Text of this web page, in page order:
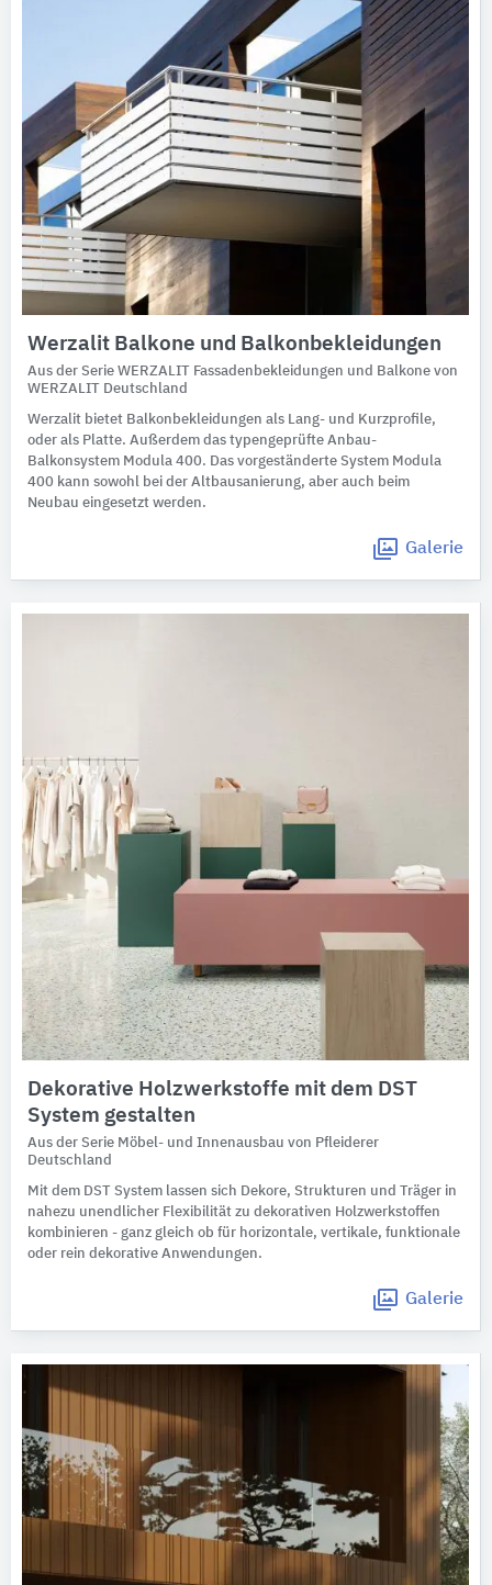
Werzalit Balkone und Balkonbekleidungen
Aus der Serie WERZALIT Fassadenbekleidungen und Balkone von
WERZALIT Deutschland
Werzalit bietet Balkonbekleidungen als Lang- und Kurzprofile,
oder als Platte. Außerdem das typengeprüfte Anbau-
Balkonsystem Modula 400. Das vorgeständerte System Modula
400 kann sowohl bei der Altbausanierung, aber auch beim
Neubau eingesetzt werden.
Galerie
Dekorative Holzwerkstoffe mit dem DST
System gestalten
Aus der Serie Möbel- und Innenausbau von Pfleiderer
Deutschland
Mit dem DST System lassen sich Dekore, Strukturen und Träger in
nahezu unendlicher Flexibilität zu dekorativen Holzwerkstoffen
kombinieren - ganz gleich ob für horizontale, vertikale, funktionale
oder rein dekorative Anwendungen.
Galerie